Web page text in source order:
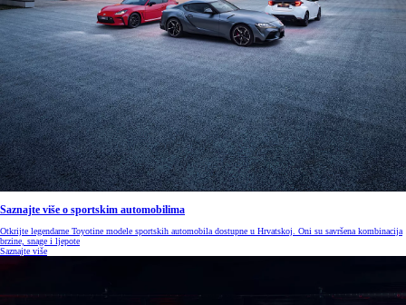
Saznajte više o sportskim automobilima
Otkrijte legendarne Toyotine modele sportskih automobila dostupne u Hrvatskoj. Oni su savršena kombinacija
brzine, snage i ljepote
Saznajte više